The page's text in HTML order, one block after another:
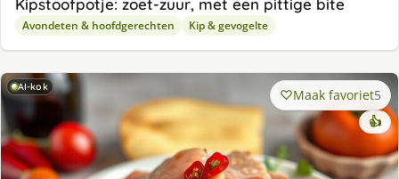
Kipstoofpotje: zoet-zuur, met een pittige bite
Avondeten & hoofdgerechten Kip & gevogelte
AI-kok Maak favoriet5
👍